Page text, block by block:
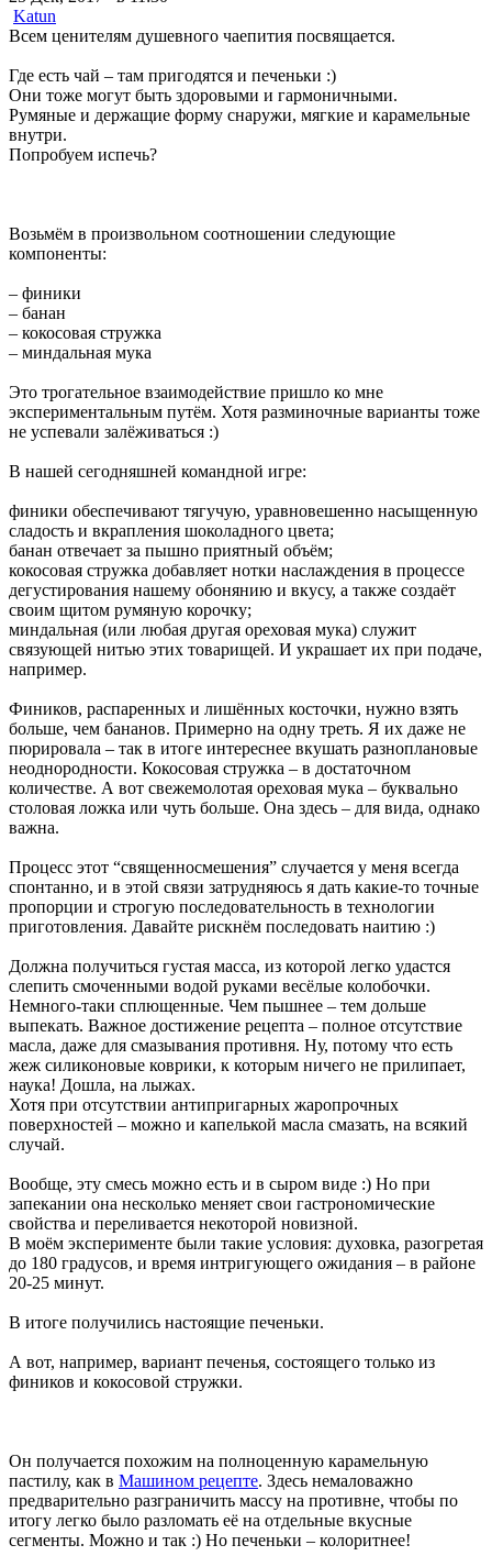
Katun
Всем ценителям душевного чаепития посвящается.
Где есть чай – там пригодятся и печеньки :)
Они тоже могут быть здоровыми и гармоничными.
Румяные и держащие форму снаружи, мягкие и карамельные
внутри.
Попробуем испечь?
Возьмём в произвольном соотношении следующие
компоненты:
– финики
– банан
– кокосовая стружка
– миндальная мука
Это трогательное взаимодействие пришло ко мне
экспериментальным путём. Хотя разминочные варианты тоже
не успевали залёживаться :)
В нашей сегодняшней командной игре:
финики обеспечивают тягучую, уравновешенно насыщенную
сладость и вкрапления шоколадного цвета;
банан отвечает за пышно приятный объём;
кокосовая стружка добавляет нотки наслаждения в процессе
дегустирования нашему обонянию и вкусу, а также создаёт
своим щитом румяную корочку;
миндальная (или любая другая ореховая мука) служит
связующей нитью этих товарищей. И украшает их при подаче,
например.
Фиников, распаренных и лишённых косточки, нужно взять
больше, чем бананов. Примерно на одну треть. Я их даже не
пюрировала – так в итоге интереснее вкушать разноплановые
неоднородности. Кокосовая стружка – в достаточном
количестве. А вот свежемолотая ореховая мука – буквально
столовая ложка или чуть больше. Она здесь – для вида, однако
важна.
Процесс этот “священносмешения” случается у меня всегда
спонтанно, и в этой связи затрудняюсь я дать какие-то точные
пропорции и строгую последовательность в технологии
приготовления. Давайте рискнём последовать наитию :)
Должна получиться густая масса, из которой легко удастся
слепить смоченными водой руками весёлые колобочки.
Немного-таки сплющенные. Чем пышнее – тем дольше
выпекать. Важное достижение рецепта – полное отсутствие
масла, даже для смазывания противня. Ну, потому что есть
жеж силиконовые коврики, к которым ничего не прилипает,
наука! Дошла, на лыжах.
Хотя при отсутствии антипригарных жаропрочных
поверхностей – можно и капелькой масла смазать, на всякий
случай.
Вообще, эту смесь можно есть и в сыром виде :) Но при
запекании она несколько меняет свои гастрономические
свойства и переливается некоторой новизной.
В моём эксперименте были такие условия: духовка, разогретая
до 180 градусов, и время интригующего ожидания – в районе
20-25 минут.
В итоге получились настоящие печеньки.
А вот, например, вариант печенья, состоящего только из
фиников и кокосовой стружки.
Он получается похожим на полноценную карамельную
пастилу, как в Машином рецепте. Здесь немаловажно
предварительно разграничить массу на противне, чтобы по
итогу легко было разломать её на отдельные вкусные
сегменты. Можно и так :) Но печеньки – колоритнее!